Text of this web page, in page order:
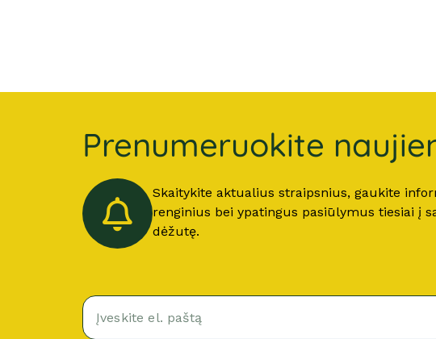
Prenumeruokite
Skaitykite aktualius straipsnius, gaukite
renginius bei ypatingus pasiūlymus tiesiai į
dėžutę.